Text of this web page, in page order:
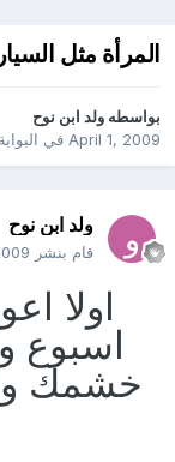
المرأة مثل
بواسطه ولد ابن نوح
April 1, 2009في
ولد ابن نوح
قام بنشر
اولا
اسبوع
خشمك